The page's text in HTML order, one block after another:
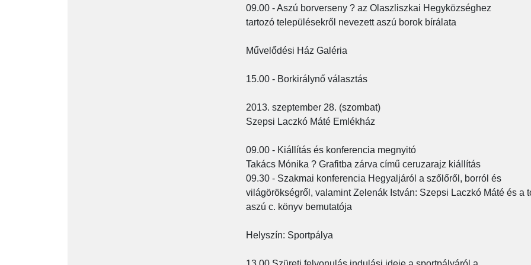
09.00 - Aszú borverseny ? az Olaszliszkai Hegyközséghez
tartozó településekről nevezett aszú borok bírálata
Művelődési Ház Galéria
15.00 - Borkirálynő választás
2013. szeptember 28. (szombat)
Szepsi Laczkó Máté Emlékház
09.00 - Kiállítás és konferencia megnyitó
Takács Mónika ? Grafitba zárva című ceruzarajz kiállítás
09.30 - Szakmai konferencia Hegyaljáról a szőlőről, borról és
világörökségről, valamint Zelenák István: Szepsi Laczkó Máté és a
aszú c. könyv bemutatója
Helyszín: Sportpálya